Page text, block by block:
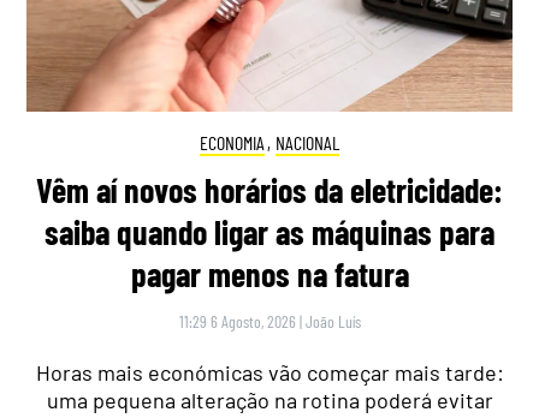
ECONOMIA , NACIONAL
Vêm aí novos horários da eletricidade:
saiba quando ligar as máquinas para
pagar menos na fatura
11:29 6 Agosto, 2026 |João Luís
Horas mais económicas vão começar mais tarde:
uma pequena alteração na rotina poderá evitar